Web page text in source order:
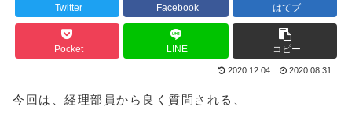
Twitter Facebook はてブ
Pocket LINE コピー
2020.12.04 2020.08.31
今回は、経理部員から良く質問される、